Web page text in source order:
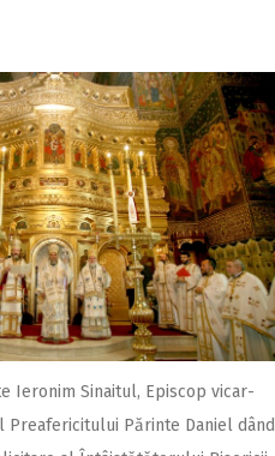
Ieronim Sinaitul, Episcop vicar-
Părinte Daniel dând